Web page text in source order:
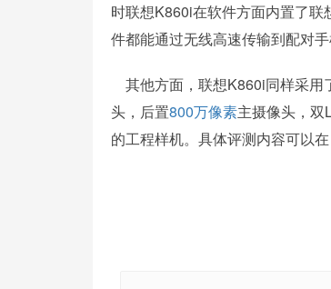
时联想K860i在软件方面内置了
件都能通过无线高速传输到配对手
其他方面，联想K860i同样采用
头，后置800万像素主摄像头，双
的工程样机。具体评测内容可以